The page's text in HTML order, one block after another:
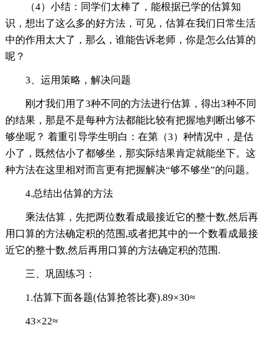
（4）小结：同学们太棒了，能根据已学的估算知
识，想出了这么多的好方法，可见，估算在我们日常生活
中的作用太大了，那么，谁能告诉老师，你是怎么估算的
呢？
3、运用策略，解决问题
刚才我们用了3种不同的方法进行估算，得出3种不同
的结果，那是不是每种方法都能比较有把握地判断出够不
够坐呢？ 着重引导学生明白：在第（3）种情况中，是估
小了，既然估小了都够坐，那实际结果肯定就能坐下。这
种方法在这里相对而言更有把握解决“够不够坐”的问题。
4.总结出估算的方法
乘法估算，先把两位数看成最接近它的整十数,然后再
用口算的方法确定积的范围,或者把其中的一个数看成最接
近它的整十数,然后再用口算的方法确定积的范围.
三、巩固练习：
1.估算下面各题(估算抢答比赛).89×30≈
43×22≈